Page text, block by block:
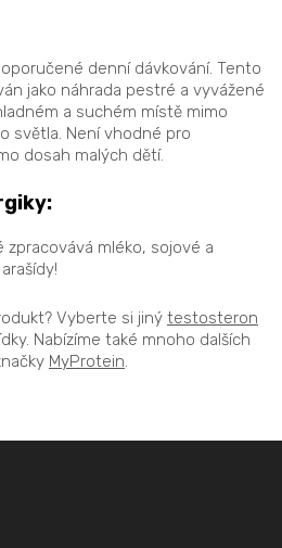
denní dávkování. Tento
jako náhrada pestré a vyvážené
a suchém místě mimo
světla. Není vhodné pro
dosah malých dětí.
mléko, sojové a
Vyberte si jiný testosteron
Nabízíme také mnoho dalších
MyProtein